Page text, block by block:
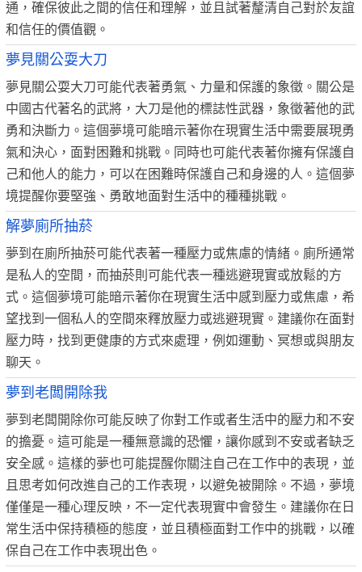
通，確保彼此之間的信任和理解，並且試著釐清自己對於友誼
和信任的價值觀。
夢見關公耍大刀
夢見關公耍大刀可能代表著勇氣、力量和保護的象徵。關公是
中國古代著名的武將，大刀是他的標誌性武器，象徵著他的武
勇和決斷力。這個夢境可能暗示著你在現實生活中需要展現勇
氣和決心，面對困難和挑戰。同時也可能代表著你擁有保護自
己和他人的能力，可以在困難時保護自己和身邊的人。這個夢
境提醒你要堅強、勇敢地面對生活中的種種挑戰。
解夢廁所抽菸
夢到在廁所抽菸可能代表著一種壓力或焦慮的情緒。廁所通常
是私人的空間，而抽菸則可能代表一種逃避現實或放鬆的方
式。這個夢境可能暗示著你在現實生活中感到壓力或焦慮，希
望找到一個私人的空間來釋放壓力或逃避現實。建議你在面對
壓力時，找到更健康的方式來處理，例如運動、冥想或與朋友
聊天。
夢到老闆開除我
夢到老闆開除你可能反映了你對工作或者生活中的壓力和不安
的擔憂。這可能是一種無意識的恐懼，讓你感到不安或者缺乏
安全感。這樣的夢也可能提醒你關注自己在工作中的表現，並
且思考如何改進自己的工作表現，以避免被開除。不過，夢境
僅僅是一種心理反映，不一定代表現實中會發生。建議你在日
常生活中保持積極的態度，並且積極面對工作中的挑戰，以確
保自己在工作中表現出色。